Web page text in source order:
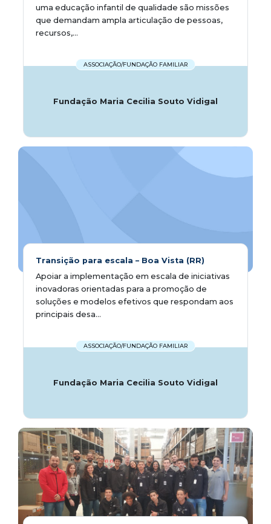
uma educação infantil de qualidade são missões
que demandam ampla articulação de pessoas,
recursos,...
ASSOCIAÇÃO/FUNDAÇÃO FAMILIAR
Fundação Maria Cecilia Souto Vidigal
Transição para escala – Boa Vista (RR)
Apoiar a implementação em escala de iniciativas
inovadoras orientadas para a promoção de
soluções e modelos efetivos que respondam aos
principais desa...
ASSOCIAÇÃO/FUNDAÇÃO FAMILIAR
Fundação Maria Cecilia Souto Vidigal